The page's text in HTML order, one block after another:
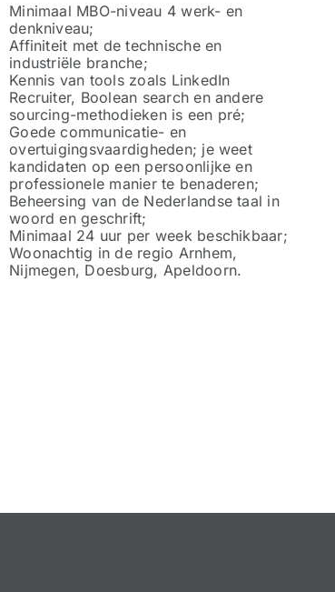
Minimaal MBO-niveau 4 werk- en
denkniveau;
Affiniteit met de technische en
industriële branche;
Kennis van tools zoals LinkedIn
Recruiter, Boolean search en andere
sourcing-methodieken is een pré;
Goede communicatie- en
overtuigingsvaardigheden; je weet
kandidaten op een persoonlijke en
professionele manier te benaderen;
Beheersing van de Nederlandse taal in
woord en geschrift;
Minimaal 24 uur per week beschikbaar;
Woonachtig in de regio Arnhem,
Nijmegen, Doesburg, Apeldoorn.